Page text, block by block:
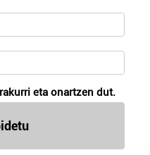
eta onartzen dut.